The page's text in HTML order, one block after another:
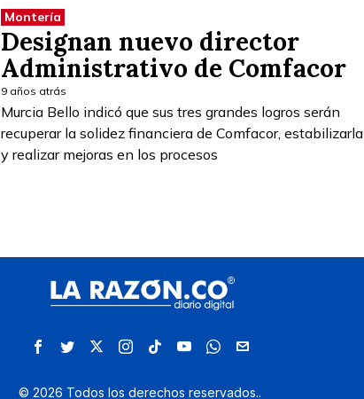
Montería
Designan nuevo director
Administrativo de Comfacor
9 años atrás
Murcia Bello indicó que sus tres grandes logros serán
recuperar la solidez financiera de Comfacor, estabilizarla
y realizar mejoras en los procesos
© 2026 Todos los derechos reservados..